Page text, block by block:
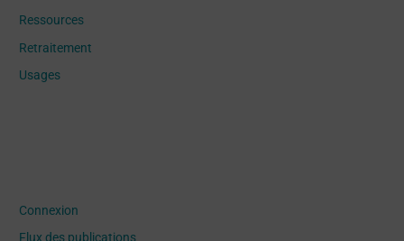
Ressources
Retraitement
Usages
Connexion
Flux des publications